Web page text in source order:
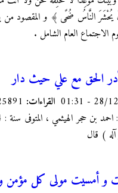
يُحْشَرَ النَّاسُ ضُحًى ﴾ و المقصود من
الاجتماع العام الشامل .
الحق مع علي حيث دار
28/12/ القراءات:
بن حجر الهيثمي ، المتوفى سنة : 974
) قال
و أمسيت مولى كل مؤمن